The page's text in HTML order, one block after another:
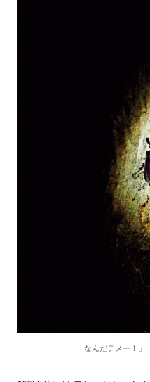
「なんだテメー！」